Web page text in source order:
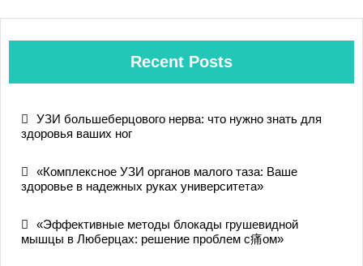
Recent Posts
УЗИ большеберцового нерва: что нужно знать для
здоровья ваших ног
«Комплексное УЗИ органов малого таза: Ваше
здоровье в надежных руках университета»
«Эффективные методы блокады грушевидной
мышцы в Люберцах: решение проблем с痛ом»